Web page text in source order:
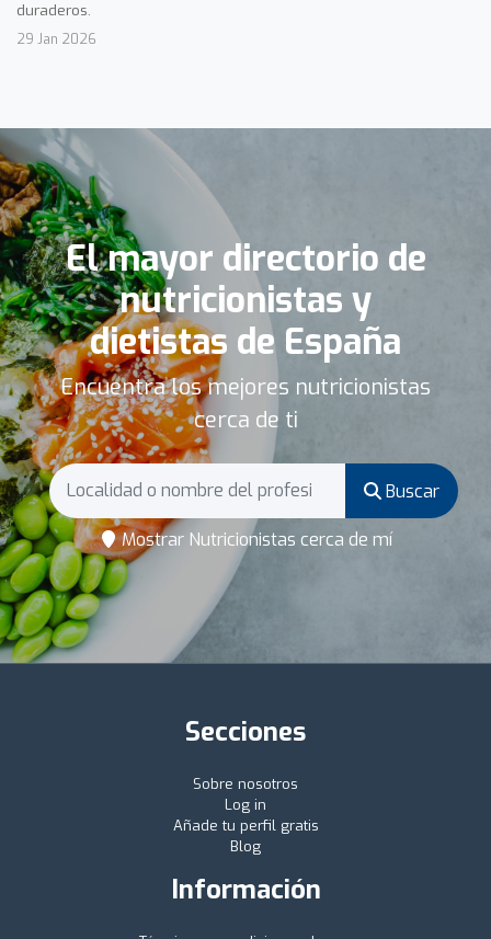
duraderos.
29 Jan 2026
El mayor directorio de
nutricionistas y
dietistas de España
Encuentra los mejores nutricionistas
cerca de ti
Buscar
Mostrar Nutricionistas cerca de mí
Secciones
Sobre nosotros
Log in
Añade tu perfil gratis
Blog
Información